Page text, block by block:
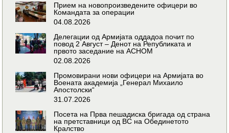
Прием на новопроизведените офицери во
Командата за операции
04.08.2026
Делегации од Армијата оддадоа почит по
повод 2 Август – Денот на Републиката и
првото заседание на АСНОМ
02.08.2026
Промовирани нови офицери на Армијата во
Воената академија „Генерал Михаило
Апостолски“
31.07.2026
Посета на Прва пешадиска бригада од страна
на претставници од ВС на Обединетото
Кралство